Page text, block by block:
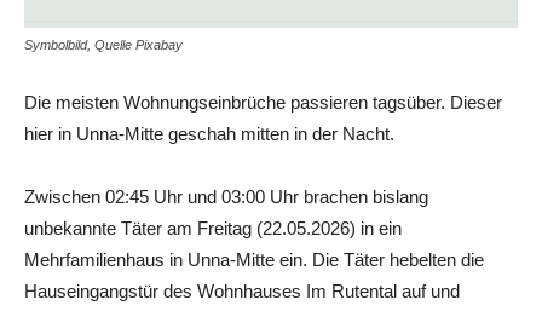
Symbolbild, Quelle Pixabay
Die meisten Wohnungseinbrüche passieren tagsüber. Dieser
hier in Unna-Mitte geschah mitten in der Nacht.
Zwischen 02:45 Uhr und 03:00 Uhr brachen bislang
unbekannte Täter am Freitag (22.05.2026) in ein
Mehrfamilienhaus in Unna-Mitte ein. Die Täter hebelten die
Hauseingangstür des Wohnhauses Im Rutental auf und